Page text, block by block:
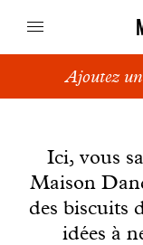
Ajoutez un
Ici, vous
Maison
des biscuits
idées à